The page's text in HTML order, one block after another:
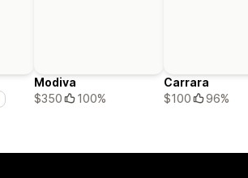
Modiva
$350
100%
Carrara
$100
96%